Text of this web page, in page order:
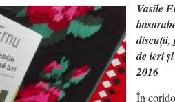
Vasile
discuții,
de ieri
2016
În